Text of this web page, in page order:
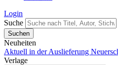
Login
Suche
Neuheiten
Aktuell in der Auslieferung
Verlage